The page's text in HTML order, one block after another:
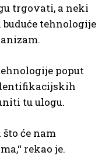
trgovati, a neki
tehnologije
poput
tu ulogu.
će nam
rekao je.